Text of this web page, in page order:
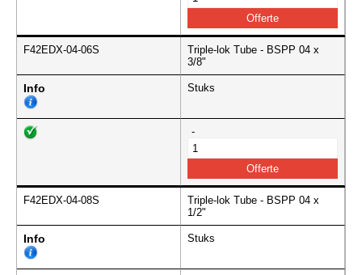
F42EDX-04-06S
Triple-lok Tube - BSPP 04 x
3/8"
Info Stuks
-
F42EDX-04-08S
Triple-lok Tube - BSPP 04 x
1/2"
Info Stuks